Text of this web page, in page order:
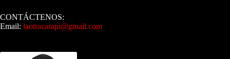
CONTÁCTENOS:
Email: laotracarapi@gmail.com